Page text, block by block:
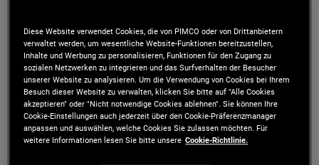
currently a member of the liquid products group,
specializing in real return, and he also serves as a
member of the Americas Portfolio Committee.
Previously, he was a member of the mortgage-
backed securities desk and the global rates desk,
Diese Website verwendet Cookies, die von PIMCO oder von Drittanbietern
verwaltet werden, um wesentliche Website-Funktionen bereitzustellen,
Inhalte und Werbung zu personalisieren, Funktionen für den Zugang zu
sozialen Netzwerken zu integrieren und das Surfverhalten der Besucher
unserer Website zu analysieren. Um die Verwendung von Cookies bei Ihrem
Besuch dieser Website zu verwalten, klicken Sie bitte auf "Alle Cookies
akzeptieren" oder "Nicht notwendige Cookies ablehnen". Sie können Ihre
Cookie-Einstellungen auch jederzeit über den Cookie-Präferenzmanager
anpassen und auswählen, welche Cookies Sie zulassen möchten. Für
weitere Informationen lesen Sie bitte unsere Cookie-Richtlinie.